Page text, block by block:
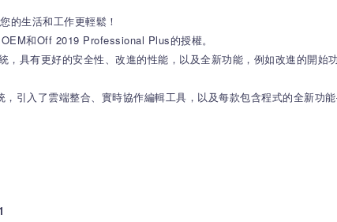
的生活和工作更輕鬆！
和Off 2019 Professional Plus的授權。
具有更好的安全性、改進的性能，以及全新功能，例如改進的開始
引入了雲端整合、實時協作編輯工具，以及每款包含程式的全新